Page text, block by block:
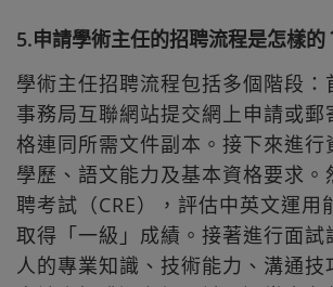
5.申請學術主任的招聘流程是怎樣的
學術主任招聘流程包括多個階段：
事務局互聯網站提交網上申請或郵
格連同所需文件副本。接下來進行
學歷、語文能力及基本資格要求。
聘考試（CRE），評估中英文運用
取得「一級」成績。接著進行面試
人的專業知識、技術能力、溝通技